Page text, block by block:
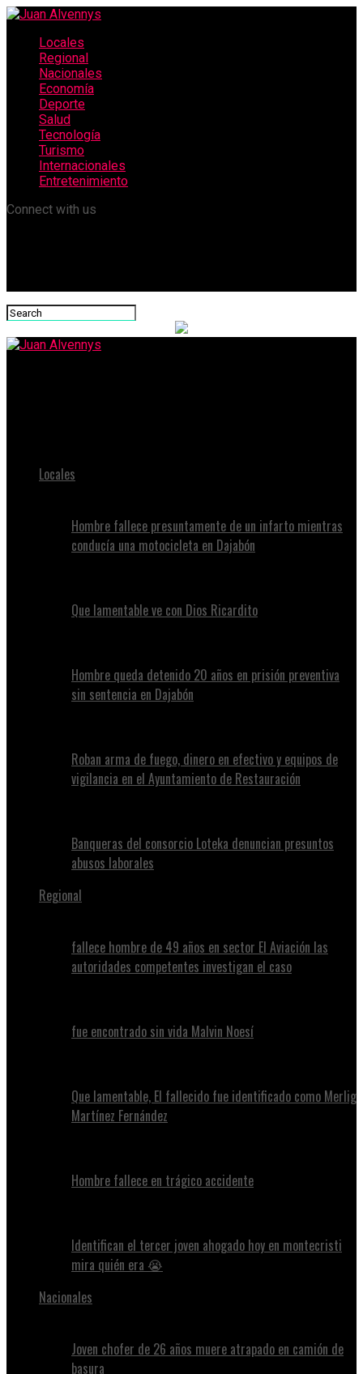
Locales
Regional
Nacionales
Economía
Deporte
Salud
Tecnología
Turismo
Internacionales
Entretenimiento
Connect with us
Locales
Hombre fallece presuntamente de un infarto mientras
conducía una motocicleta en Dajabón
Que lamentable ve con Dios Ricardito
Hombre queda detenido 20 años en prisión preventiva
sin sentencia en Dajabón
Roban arma de fuego, dinero en efectivo y equipos de
vigilancia en el Ayuntamiento de Restauración
Banqueras del consorcio Loteka denuncian presuntos
abusos laborales
Regional
fallece hombre de 49 años en sector El Aviación las
autoridades competentes investigan el caso
fue encontrado sin vida Malvin Noesí
Que lamentable, El fallecido fue identificado como Merlig
Martínez Fernández
Hombre fallece en trágico accidente
Identifican el tercer joven ahogado hoy en montecristi
mira quién era 😭
Nacionales
Joven chofer de 26 años muere atrapado en camión de
basura